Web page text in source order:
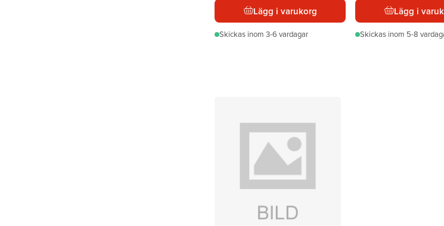
Lägg i varukorg
Skickas inom 3-6 vardagar
Lägg i
Skickas inom 5-8